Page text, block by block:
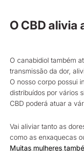
O CBD alivia
O canabidiol também
transmissão da dor,
O nosso corpo possui
distribuídos por vários
CBD poderá atuar a
Vai aliviar tanto as
como as enxaquecas
Muitas mulheres